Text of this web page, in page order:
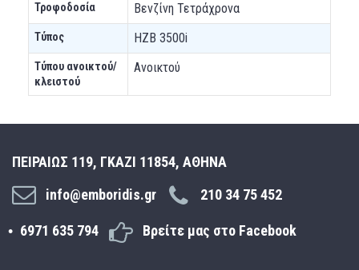
Τροφοδοσία Βενζίνη Τετράχρονα
Τύπoς HZB 3500i
Τύπου ανοικτού/
κλειστού
Ανοικτού
ΠΕΙΡΑΙΩΣ 119, ΓΚΑΖΙ 11854, ΑΘΗΝΑ
info@emboridis.gr
210 34 75 452
6971 635 794 Βρείτε μας στο Facebook